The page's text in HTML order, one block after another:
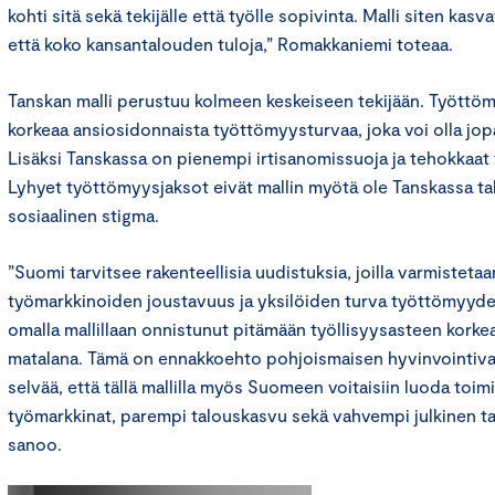
kohti sitä sekä tekijälle että työlle sopivinta. Malli siten
että koko kansantalouden tuloja,” Romakkaniemi toteaa.
Tanskan malli perustuu kolmeen keskeiseen tekijään.
korkeaa ansiosidonnaista työttömyysturvaa, joka voi olla
Lisäksi Tanskassa on pienempi irtisanomissuoja ja
Lyhyet työttömyysjaksot eivät mallin myötä ole Tanskassa
sosiaalinen stigma.
”Suomi tarvitsee rakenteellisia uudistuksia, joilla
työmarkkinoiden joustavuus ja yksilöiden turva
omalla mallillaan onnistunut pitämään työllisyysasteen
matalana. Tämä on ennakkoehto pohjoismaisen
selvää, että tällä mallilla myös Suomeen voitaisiin luoda
työmarkkinat, parempi talouskasvu sekä vahvempi julkinen
sanoo.